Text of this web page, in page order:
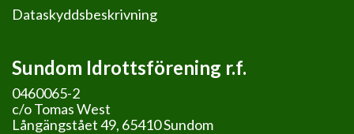
Dataskyddsbeskrivning
Sundom Idrottsförening r.f.
0460065-2
c/o Tomas West
Långängstået 49, 65410 Sundom